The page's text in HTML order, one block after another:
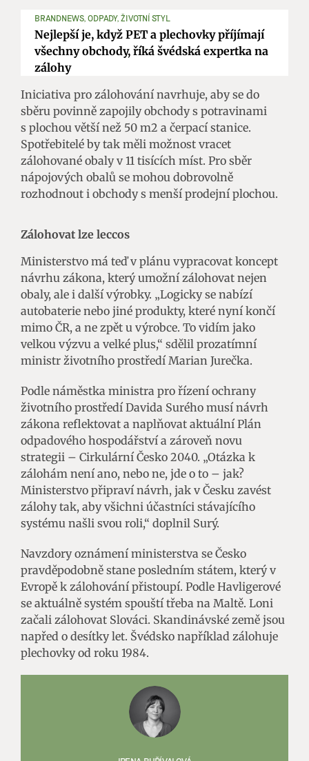
BRANDNEWS, ODPADY, ŽIVOTNÍ STYL
Nejlepší je, když PET a plechovky příjímají
všechny obchody, říká švédská expertka na
zálohy
Iniciativa pro zálohování navrhuje, aby se do
sběru povinně zapojily obchody s potravinami
s plochou větší než 50 m2 a čerpací stanice.
Spotřebitelé by tak měli možnost vracet
zálohované obaly v 11 tisících míst. Pro sběr
nápojových obalů se mohou dobrovolně
rozhodnout i obchody s menší prodejní plochou.
Zálohovat lze leccos
Ministerstvo má teď v plánu vypracovat koncept
návrhu zákona, který umožní zálohovat nejen
obaly, ale i další výrobky. „Logicky se nabízí
autobaterie nebo jiné produkty, které nyní končí
mimo ČR, a ne zpět u výrobce. To vidím jako
velkou výzvu a velké plus,“ sdělil prozatímní
ministr životního prostředí Marian Jurečka.
Podle náměstka ministra pro řízení ochrany
životního prostředí Davida Surého musí návrh
zákona reflektovat a naplňovat aktuální Plán
odpadového hospodářství a zároveň novu
strategii – Cirkulární Česko 2040. „Otázka k
zálohám není ano, nebo ne, jde o to – jak?
Ministerstvo připraví návrh, jak v Česku zavést
zálohy tak, aby všichni účastníci stávajícího
systému našli svou roli,“ doplnil Surý.
Navzdory oznámení ministerstva se Česko
pravděpodobně stane posledním státem, který v
Evropě k zálohování přistoupí. Podle Havligerové
se aktuálně systém spouští třeba na Maltě. Loni
začali zálohovat Slováci. Skandinávské země jsou
napřed o desítky let. Švédsko například zálohuje
plechovky od roku 1984.